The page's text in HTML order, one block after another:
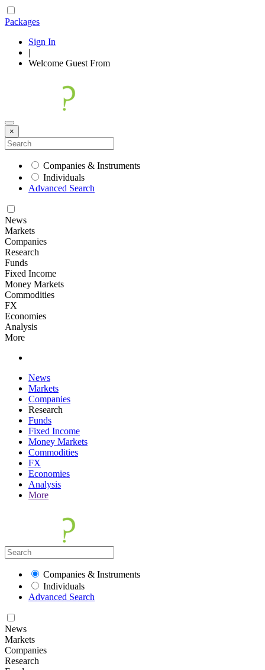
Packages
Sign In
|
Welcome Guest From
×
Companies & Instruments
Individuals
Advanced Search
News
Markets
Companies
Research
Funds
Fixed Income
Money Markets
Commodities
FX
Economies
Analysis
More
News
Markets
Companies
Research
Funds
Fixed Income
Money Markets
Commodities
FX
Economies
Analysis
More
Companies & Instruments
Individuals
Advanced Search
News
Markets
Companies
Research